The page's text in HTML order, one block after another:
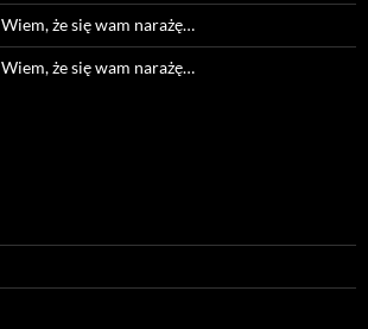
Wiem, że się wam narażę…
Wiem, że się wam narażę…